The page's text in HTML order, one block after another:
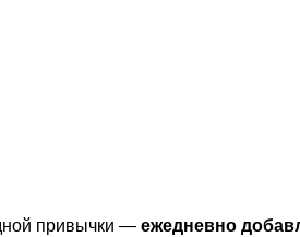
привычки — ежедневно